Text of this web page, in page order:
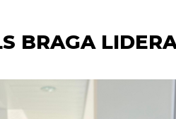
BRAGA